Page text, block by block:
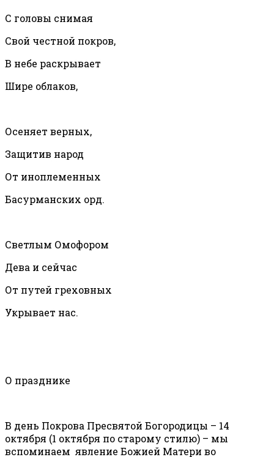
С головы снимая
Свой честной покров,
В небе раскрывает
Шире облаков,
Осеняет верных,
Защитив народ
От иноплеменных
Басурманских орд.
Светлым Омофором
Дева и сейчас
От путей греховных
Укрывает нас.
О празднике
В день Покрова Пресвятой Богородицы – 14
октября (1 октября по старому стилю) – мы
вспоминаем явление Божией Матери во